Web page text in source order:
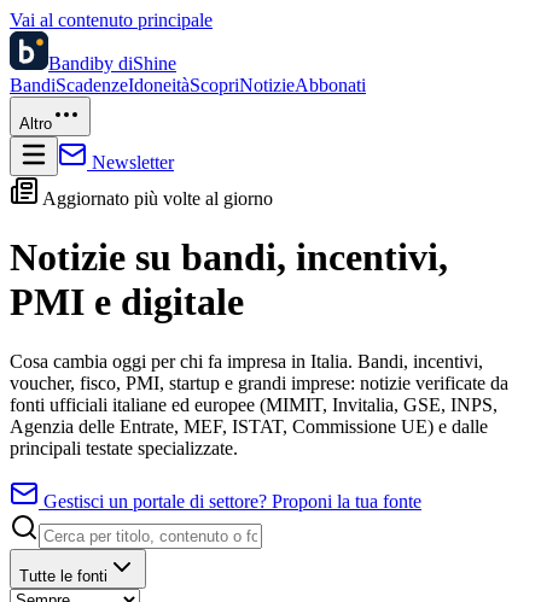
Vai al contenuto principale
Bandiby diShine
BandiScadenzeIdoneitàScopriNotizieAbbonati
Altro
Newsletter
Aggiornato più volte al giorno
Notizie su bandi, incentivi,
PMI e digitale
Cosa cambia oggi per chi fa impresa in Italia. Bandi, incentivi,
voucher, fisco, PMI, startup e grandi imprese: notizie verificate da
fonti ufficiali italiane ed europee (MIMIT, Invitalia, GSE, INPS,
Agenzia delle Entrate, MEF, ISTAT, Commissione UE) e dalle
principali testate specializzate.
Gestisci un portale di settore? Proponi la tua fonte
Tutte le fonti